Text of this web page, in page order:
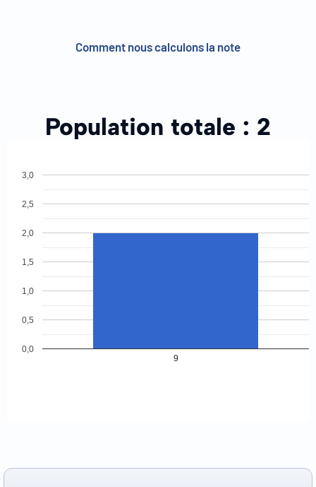
Comment nous calculons la note
Population totale : 2
9
0,0
0,5
1,0
1,5
2,0
2,5
3,0